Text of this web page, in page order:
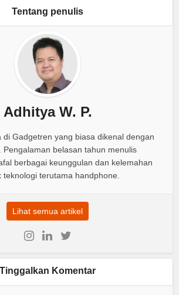
Tentang penulis
Adhitya W. P.
di Gadgetren yang biasa dikenal dengan
Pengalaman belasan tahun menulis
berbagai keunggulan dan kelemahan
teknologi terutama handphone.
Lihat semua artikel
Tinggalkan Komentar